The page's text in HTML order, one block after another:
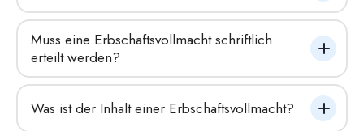
Muss eine Erbschaftsvollmacht schriftlich
erteilt werden?
Was ist der Inhalt einer Erbschaftsvollmacht?